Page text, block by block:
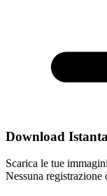
Download
Scarica le tue
Nessuna registrazione